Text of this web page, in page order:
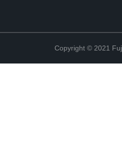
Copyright © 2021